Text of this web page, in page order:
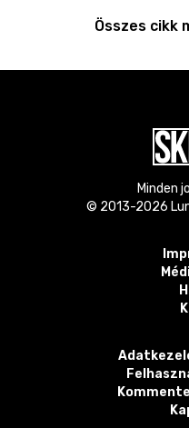
Összes cikk
Minden
© 2013-2026